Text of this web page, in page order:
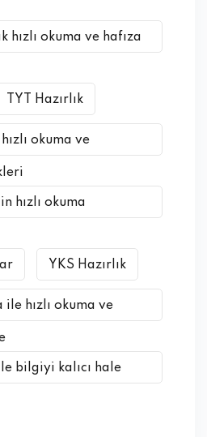
hızlı okuma ve hafıza
TYT Hazırlık
okuma ve
hızlı okuma
YKS Hazırlık
hızlı okuma ve
bilgiyi kalıcı hale